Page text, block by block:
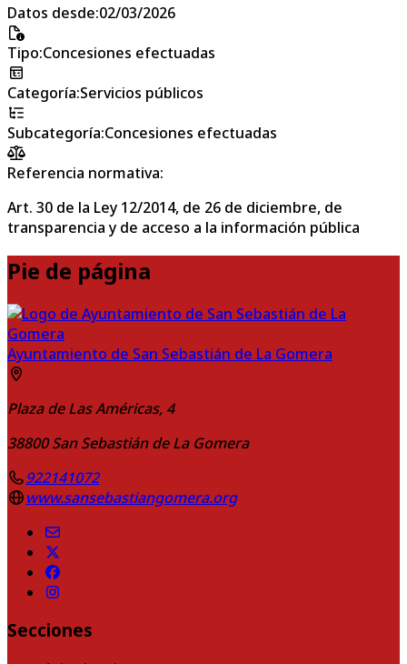
Datos desde:02/03/2026
Tipo:Concesiones efectuadas
Categoría:Servicios públicos
Subcategoría:Concesiones efectuadas
Referencia normativa:
Art. 30 de la Ley 12/2014, de 26 de diciembre, de
transparencia y de acceso a la información pública
Pie de página
Ayuntamiento de San Sebastián de La Gomera
Plaza de Las Américas, 4
38800 San Sebastián de La Gomera
922141072
www.sansebastiangomera.org
Secciones